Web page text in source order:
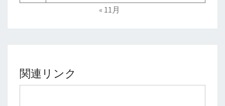
« 11月
関連リンク